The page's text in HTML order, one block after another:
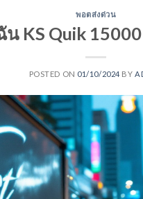
พอตส่งด่วน
KS Quik
POSTED ON 01/10/2024 BY